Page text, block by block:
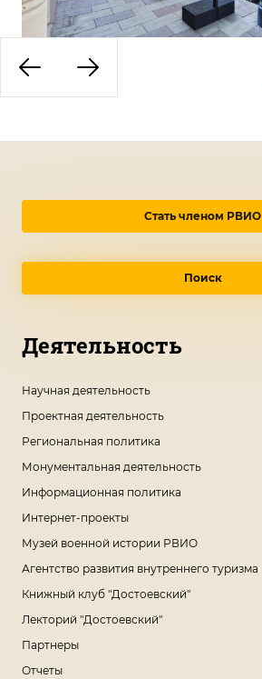
Стать членом РВИО
Поиск
Деятельность
Научная деятельность
Проектная деятельность
Региональная политика
Монументальная деятельность
Информационная политика
Интернет-проекты
Музей военной истории РВИО
Агентство развития внутреннего туризма
Книжный клуб "Достоевский"
Лекторий "Достоевский"
Партнеры
Отчеты